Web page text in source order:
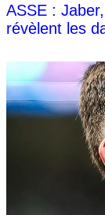
ASSE :
révèlent les